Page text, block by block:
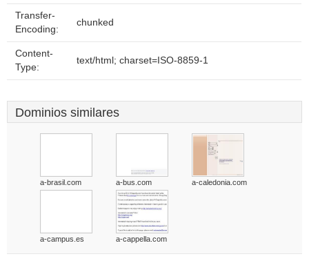
Transfer-
Encoding:
chunked
Content-
Type:
text/html; charset=ISO-8859-1
Dominios similares
a-brasil.com a-bus.com a-caledonia.com
a-campus.es a-cappella.com